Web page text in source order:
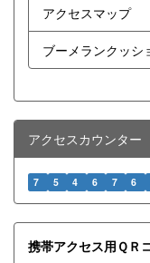
アクセスマップ
ブーメランクッシ
アクセスカウンター
7 5 4 6 7 6
携帯アクセス用ＱＲ